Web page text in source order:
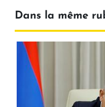
Dans la même